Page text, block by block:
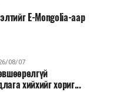
дулааныг цахилгаан
ашиглаж
шаталтын дараа
эрдсийг сэргээн
E-Mongolia-аар
08/07
хийхийг хориг...